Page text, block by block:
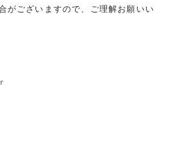
がございますので、ご理解お願いい